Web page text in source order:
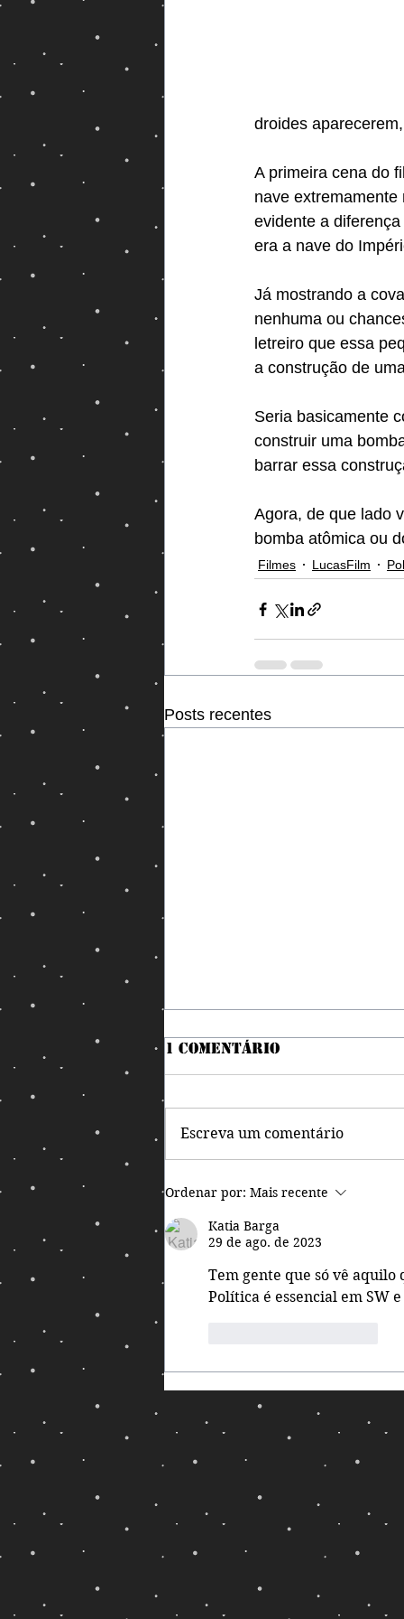
droides
A primeira cena do
nave
evidente a
era a nave do
Já mostrando a
nenhuma ou
letreiro que essa
a construção de
Seria basicamente
construir uma
barrar essa
Agora, de que lado
bomba atômica ou
Filmes LucasFilm
Posts recentes
Nem precisou de
virar luta livre!
1 comentário
Escreva um comentário
Ordenar por: Mais recente
Katia Barga
29 de ago. de 2023
Tem gente que só vê
Política é essencial em SW